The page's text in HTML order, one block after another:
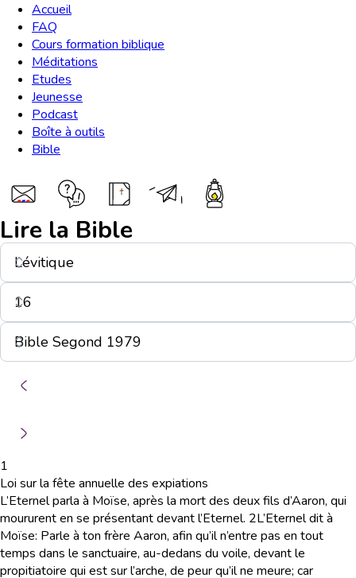
Accueil
FAQ
Cours formation biblique
Méditations
Etudes
Jeunesse
Podcast
Boîte à outils
Bible
Lire la Bible
1
Loi sur la fête annuelle des expiations
L’Eternel parla à Moïse, après la mort des deux fils d’Aaron, qui
moururent en se présentant devant l’Eternel. 2L’Eternel dit à
Moïse: Parle à ton frère Aaron, afin qu’il n’entre pas en tout
temps dans le sanctuaire, au-dedans du voile, devant le
propitiatoire qui est sur l’arche, de peur qu’il ne meure; car